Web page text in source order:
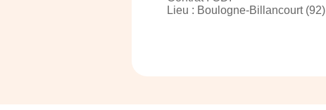
Lieu : Boulogne-Billancourt (92)